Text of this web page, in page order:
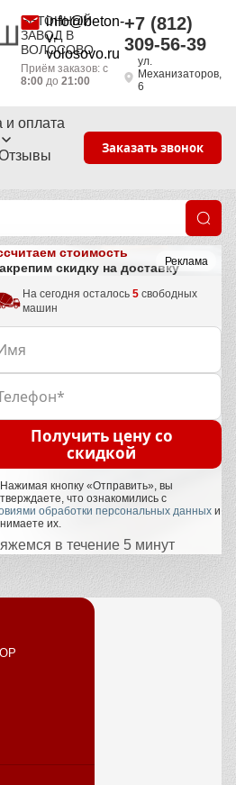
БЕТОННЫЙ
ЗАВОД В
ВОЛОСОВО
info@beton-
v-
volosovo.ru
Приём заказов: с
8:00 до 21:00
+7 (812)
309-56-39
ул.
Механизаторов,
6
и оплата
Заказать звонок
Реклама
стоимость
скидку на доставку
На сегодня осталось5 свободных
машин
Получить цену со
скидкой
Нажимая кнопку «Отправить», вы
что ознакомились с
обработки персональных данных и
их.
в течение 5 минут